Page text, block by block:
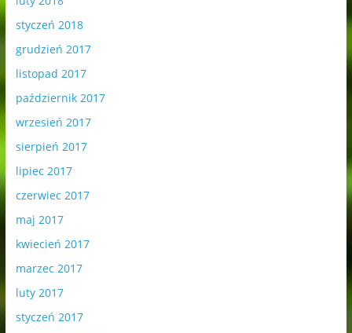
styczeń 2018
grudzień 2017
listopad 2017
październik 2017
wrzesień 2017
sierpień 2017
lipiec 2017
czerwiec 2017
maj 2017
kwiecień 2017
marzec 2017
luty 2017
styczeń 2017